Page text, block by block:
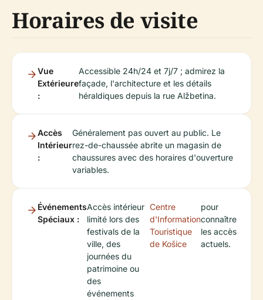
Horaires de visite
Vue
Extérieure
:
Accessible 24h/24 et 7j/7 ; admirez la
façade, l'architecture et les détails
héraldiques depuis la rue Alžbetina.
Accès
Intérieur
:
Généralement pas ouvert au public. Le
rez-de-chaussée abrite un magasin de
chaussures avec des horaires d'ouverture
variables.
Événements
Spéciaux :
Accès intérieur
limité lors des
festivals de la
ville, des
journées du
patrimoine ou
des
événements
Centre
d'Information
Touristique
de Košice
pour
connaître
les accès
actuels.